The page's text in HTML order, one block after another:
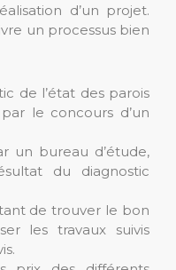
d’un projet.
un processus bien
de l’état des parois
le concours d’un
un bureau d’étude,
du diagnostic
de trouver le bon
les travaux suivis